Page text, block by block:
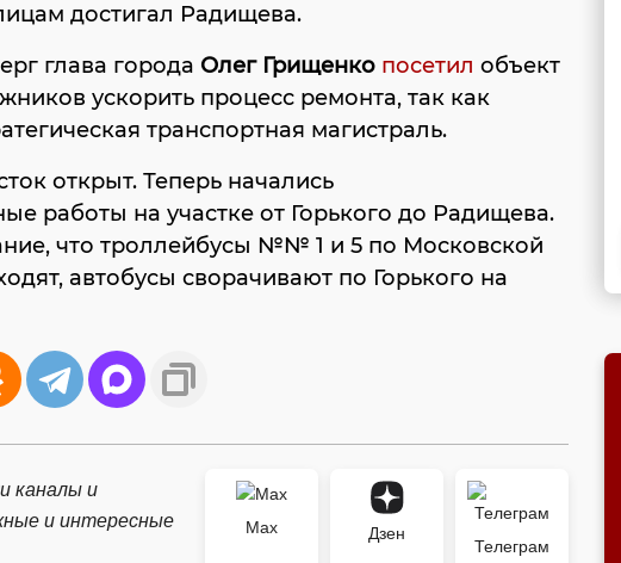
достигал Радищева.
глава города Олег Грищенко посетил объект
ускорить процесс ремонта, так как
транспортная магистраль.
открыт. Теперь начались
работы на участке от Горького до Радищева.
что троллейбусы №№ 1 и 5 по Московской
автобусы сворачивают по Горького на
каналы и
и интересные
Max Дзен
Телеграм